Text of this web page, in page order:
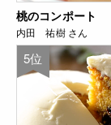
桃のコンポート
内田 祐樹 さん
5位